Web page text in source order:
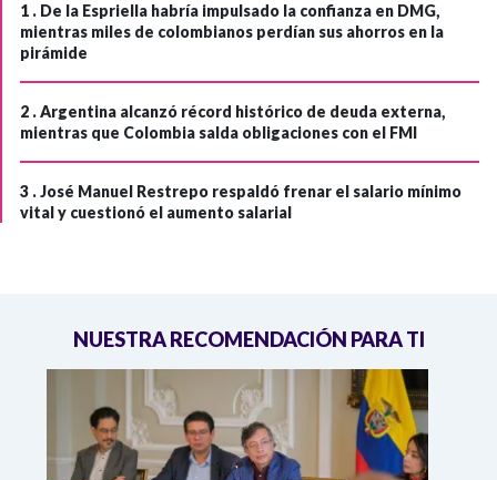
1 . De la Espriella habría impulsado la confianza en DMG,
mientras miles de colombianos perdían sus ahorros en la
pirámide
2 .Argentina alcanzó récord histórico de deuda externa,
mientras que Colombia salda obligaciones con el FMI
3 .José Manuel Restrepo respaldó frenar el salario mínimo
vital y cuestionó el aumento salarial
NUESTRA RECOMENDACIÓN PARA TI